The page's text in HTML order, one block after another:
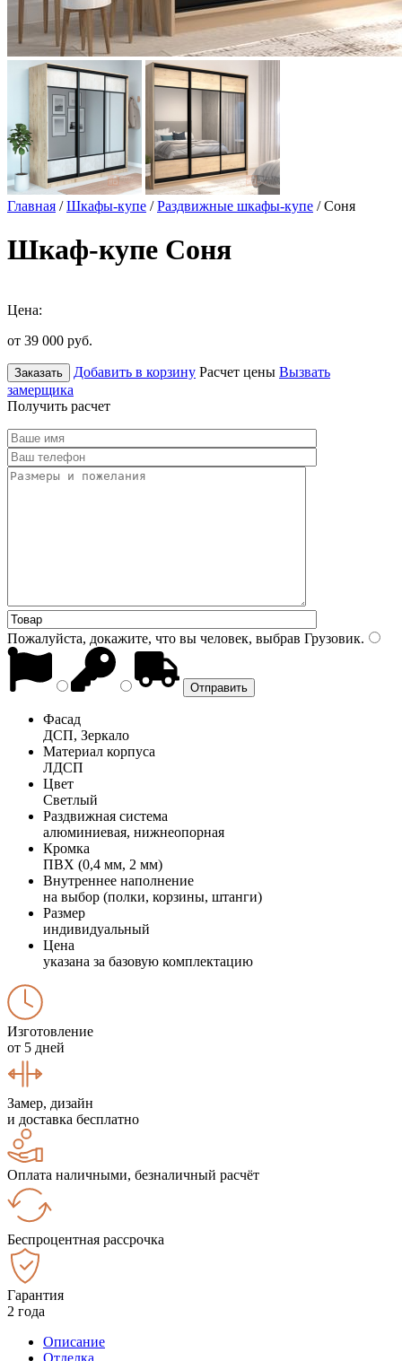
Главная /Шкафы-купе /Раздвижные шкафы-купе / Соня
Шкаф-купе Соня
Цена:
от 39 000 руб.
Заказать Добавить в корзину Расчет цены Вызвать
замерщика
Получить расчет
Пожалуйста, докажите, что вы человек, выбрав Грузовик.
Фасад
ДСП, Зеркало
Материал корпуса
ЛДСП
Цвет
Светлый
Раздвижная система
алюминиевая, нижнеопорная
Кромка
ПВХ (0,4 мм, 2 мм)
Внутреннее наполнение
на выбор (полки, корзины, штанги)
Размер
индивидуальный
Цена
указана за базовую комплектацию
Изготовление
от 5 дней
Замер, дизайн
и доставка бесплатно
Оплата наличными, безналичный расчёт
Беспроцентная рассрочка
Гарантия
2 года
Описание
Отделка